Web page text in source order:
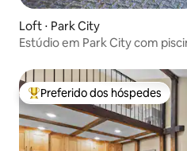
Loft ⋅ Park City
Estúdio em Park City com
Entre os melhores preferidos
Preferido dos hóspedes